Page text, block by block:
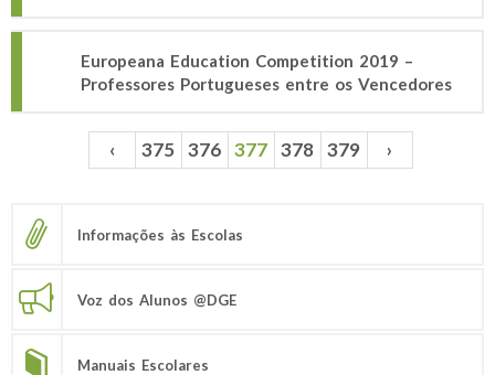
Europeana Education Competition 2019 –
Professores Portugueses entre os Vencedores
Páginas ‹ 375 376 377 378 379 ›
Informações às Escolas
Voz dos Alunos @DGE
Manuais Escolares